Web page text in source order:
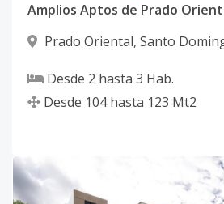
Amplios Aptos de Prado
Prado Oriental, Santo
Desde 2 hasta 3 Hab.
Desde 104 hasta 123 Mt2